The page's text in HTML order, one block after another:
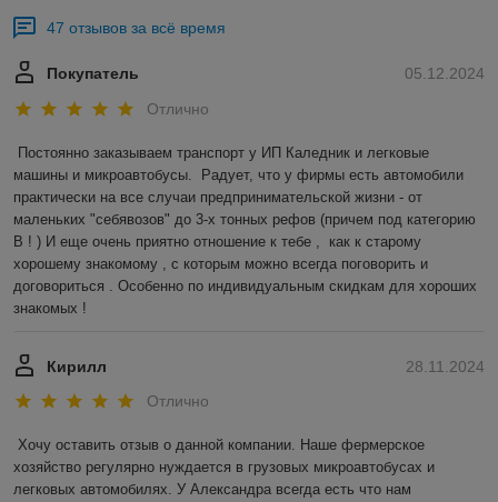
47 отзывов за всё время
05.12.2024
Покупатель
Отлично
Постоянно заказываем транспорт у ИП Каледник и легковые
машины и микроавтобусы.  Радует, что у фирмы есть автомобили
практически на все случаи предпринимательской жизни - от
маленьких "себявозов" до 3-х тонных рефов (причем под категорию
В ! ) И еще очень приятно отношение к тебе ,  как к старому
хорошему знакомому , с которым можно всегда поговорить и
договориться . Особенно по индивидуальным скидкам для хороших
знакомых !
28.11.2024
Кирилл
Отлично
Хочу оставить отзыв о данной компании. Наше фермерское
хозяйство регулярно нуждается в грузовых микроавтобусах и
легковых автомобилях. У Александра всегда есть что нам